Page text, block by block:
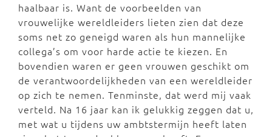
haalbaar is. Want de voorbeelden van
vrouwelijke wereldleiders lieten zien dat deze
soms net zo geneigd waren als hun mannelijke
collega’s om voor harde actie te kiezen. En
bovendien waren er geen vrouwen geschikt om
de verantwoordelijkheden van een wereldleider
op zich te nemen. Tenminste, dat werd mij vaak
verteld. Na 16 jaar kan ik gelukkig zeggen dat u,
met wat u tijdens uw ambtstermijn heeft laten